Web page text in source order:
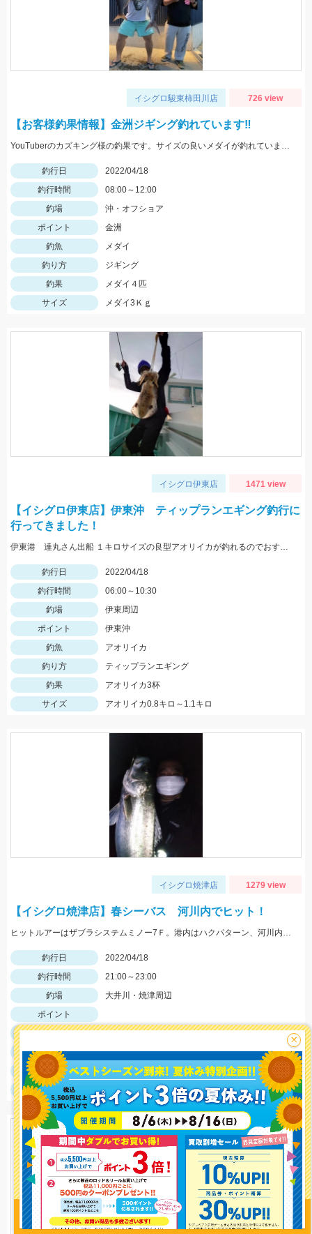
釣り情報を
投稿する
イシグロ駿東柿田川店 726 view
【お客様釣果情報】金洲ジギング釣れています‼
YouTuberのカズキング様の釣果です。サイズの良いメダイが釣れています！
釣行日
2022/04/18
釣行時間
08:00～12:00
釣場
沖・オフショア
ポイント
金洲
釣魚
メダイ
釣り方
ジギング
釣果
メダイ４匹
サイズ
メダイ3Ｋｇ
イシグロ伊東店 1471 view
【イシグロ伊東店】伊東沖 ティップランエギング釣行に
行ってきました！
伊東港 達丸さん出船 １キロサイズの良型アオリイカが釣れるのでおすすめです！
釣行日
2022/04/18
釣行時間
06:00～10:30
釣場
伊東周辺
ポイント
伊東沖
釣魚
アオリイカ
釣り方
ティップランエギング
釣果
アオリイカ3杯
サイズ
アオリイカ0.8キロ～1.1キロ
イシグロ焼津店 1279 view
【イシグロ焼津店】春シーバス 河川内でヒット！
ヒットルアーはザブラシステムミノー7Ｆ。港内はハクパターン、河川内は稚鮎パターンで狙えます！
釣行日
2022/04/18
釣行時間
21:00～23:00
釣場
大井川・焼津周辺
ポイント
釣魚
シーバス
釣り方
シーバスルアー
釣果
シーバス1本
サイズ
シーバス50ｃｍ
×